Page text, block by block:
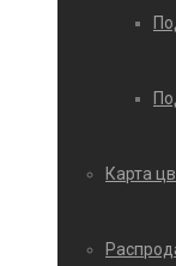
Карта